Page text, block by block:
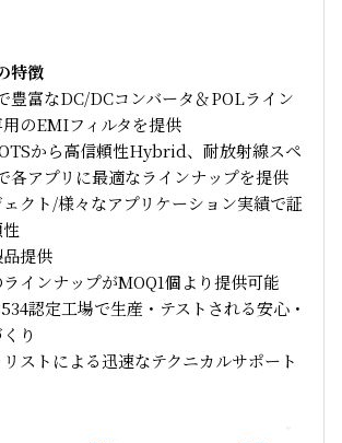
特徴
豊富なDC/DCコンバータ＆POLライン
のEMIフィルタを提供
から高信頼性Hybrid、耐放射線スペ
アプリに最適なラインナップを提供
ェクト/様々なアプリケーション実績で証
品提供
ラインナップがMOQ1個より提供可能
認定工場で生産・テストされる安心・
り
リストによる迅速なテクニカルサポート